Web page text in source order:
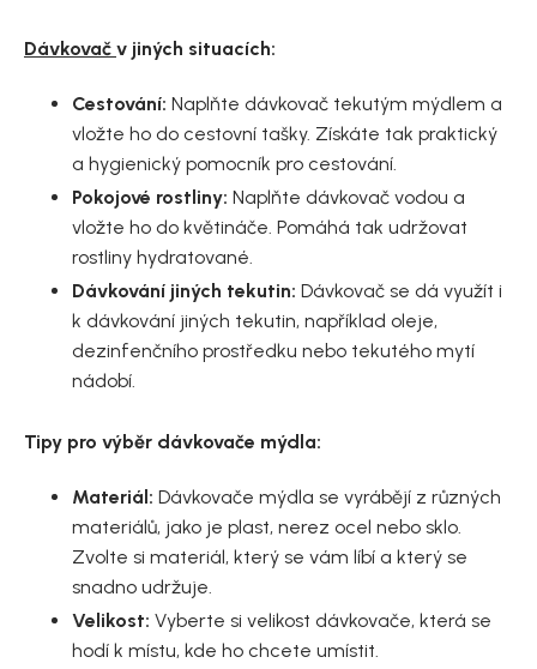
Dávkovač v jiných situacích:
Cestování: Naplňte dávkovač tekutým mýdlem a
vložte ho do cestovní tašky. Získáte tak praktický
a hygienický pomocník pro cestování.
Pokojové rostliny: Naplňte dávkovač vodou a
vložte ho do květináče. Pomáhá tak udržovat
rostliny hydratované.
Dávkování jiných tekutin: Dávkovač se dá využít i
k dávkování jiných tekutin, například oleje,
dezinfenčního prostředku nebo tekutého mytí
nádobí.
Tipy pro výběr dávkovače mýdla:
Materiál: Dávkovače mýdla se vyrábějí z různých
materiálů, jako je plast, nerez ocel nebo sklo.
Zvolte si materiál, který se vám líbí a který se
snadno udržuje.
Velikost: Vyberte si velikost dávkovače, která se
hodí k místu, kde ho chcete umístit.